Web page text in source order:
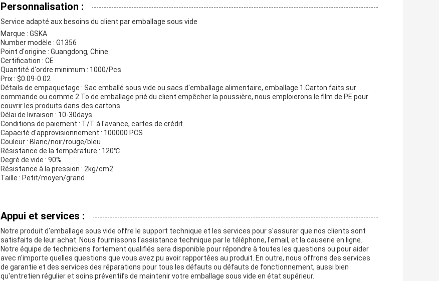
Personnalisation :
Service adapté aux besoins du client par emballage sous vide
Marque : GSKA
Number modèle : G1356
Point d'origine : Guangdong, Chine
Certification : CE
Quantité d'ordre minimum : 1000/Pcs
Prix : $0.09-0.02
Détails de empaquetage : Sac emballé sous vide ou sacs d'emballage alimentaire, emballage 1.Carton faits sur
commande ou comme 2.To de emballage prié du client empêcher la poussière, nous emploierons le film de PE pour
couvrir les produits dans des cartons
Délai de livraison : 10-30days
Conditions de paiement : T/T à l'avance, cartes de crédit
Capacité d'approvisionnement : 100000 PCS
Couleur : Blanc/noir/rouge/bleu
Résistance de la température : 120℃
Degré de vide : 90%
Résistance à la pression : 2kg/cm2
Taille : Petit/moyen/grand
Appui et services :
Notre produit d'emballage sous vide offre le support technique et les services pour s'assurer que nos clients sont
satisfaits de leur achat. Nous fournissons l'assistance technique par le téléphone, l'email, et la causerie en ligne.
Notre équipe de techniciens fortement qualifiés sera disponible pour répondre à toutes les questions ou pour aider
avec n'importe quelles questions que vous avez pu avoir rapportées au produit. En outre, nous offrons des services
de garantie et des services des réparations pour tous les défauts ou défauts de fonctionnement, aussi bien
qu'entretien régulier et soins préventifs de maintenir votre emballage sous vide en état supérieur.